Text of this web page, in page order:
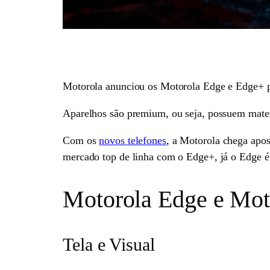
Motorola anunciou os Motorola Edge e Edge+
Aparelhos são premium, ou seja, possuem
Com osnovos telefones, a Motorola chega
mercado top de linha com o Edge+, já o Edge
Motorola Edge e
Tela e Visual